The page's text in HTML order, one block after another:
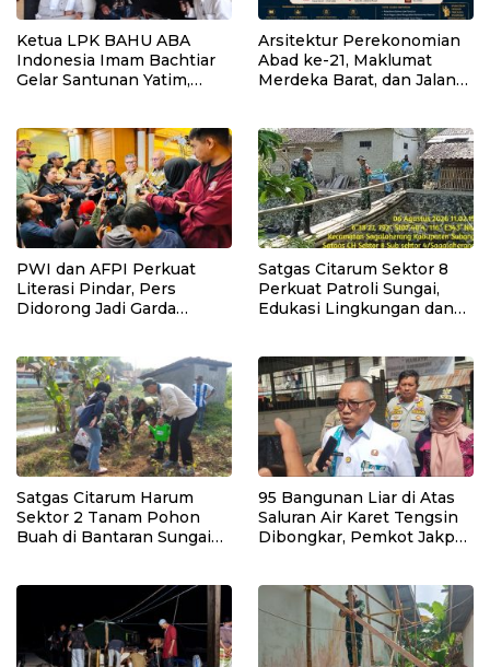
Ketua LPK BAHU ABA
Indonesia Imam Bachtiar
Gelar Santunan Yatim,
Arsitektur Perekonomian
Abad ke-21, Maklumat
Merdeka Barat, dan Jalan
PWI dan AFPI Perkuat
Literasi Pindar, Pers
Didorong Jadi Garda
Satgas Citarum Sektor 8
Perkuat Patroli Sungai,
Edukasi Lingkungan dan
Satgas Citarum Harum
Sektor 2 Tanam Pohon
Buah di Bantaran Sungai
Lingkungan Sekaligus
Tingkatkan Manfaat
Ekonomi Warga
95 Bangunan Liar di Atas
Saluran Air Karet Tengsin
Dibongkar, Pemkot Jakpus